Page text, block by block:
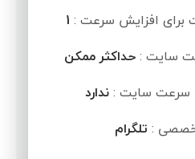
برای افزایش سرعت : 1
سایت :حداکثر ممکن
سرعت سایت :ندارد
: تلگرام